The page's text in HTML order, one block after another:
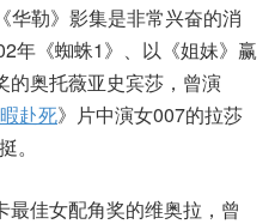
华勒》影集是非常兴奋的消
年《蜘蛛1》、以《姐妹》赢
的奥托薇亚史宾莎，曾演
赴死》片中演女007的拉莎
。
佳女配角奖的维奥拉，曾